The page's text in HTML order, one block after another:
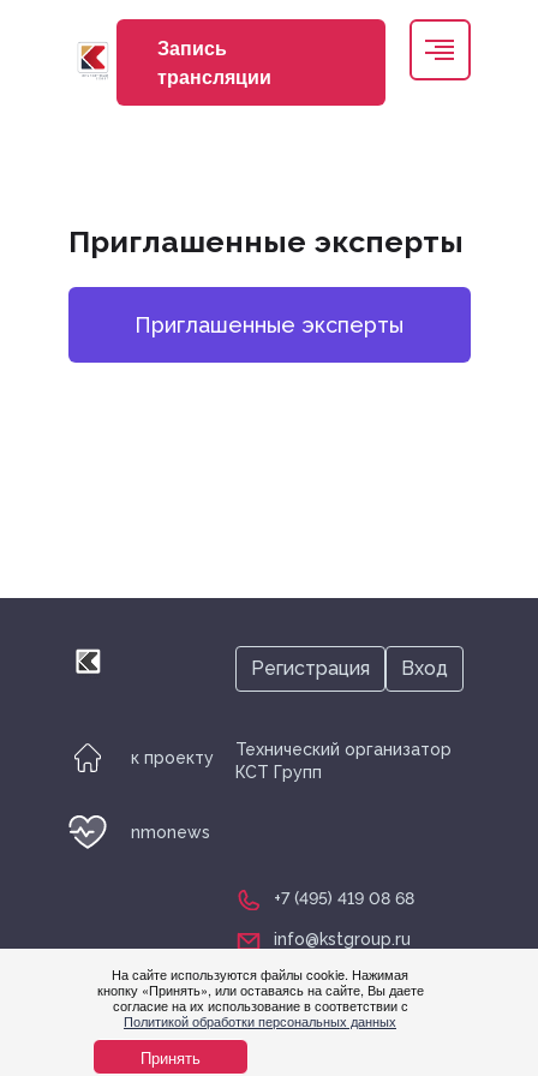
На сайте используются файлы cookie. Нажимая
кнопку «Принять», или оставаясь на сайте, Вы даете
согласие на их использование в соответствии с
Политикой обработки персональных данных
Принять
Запись
трансляции
Приглашенные эксперты
Приглашенные эксперты
к проекту
nmonews
Технический организатор
КСТ Групп
+7 (495) 419 08 68
info@kstgroup.ru
Регистрация Вход
© nmonews 2026 все права защищены